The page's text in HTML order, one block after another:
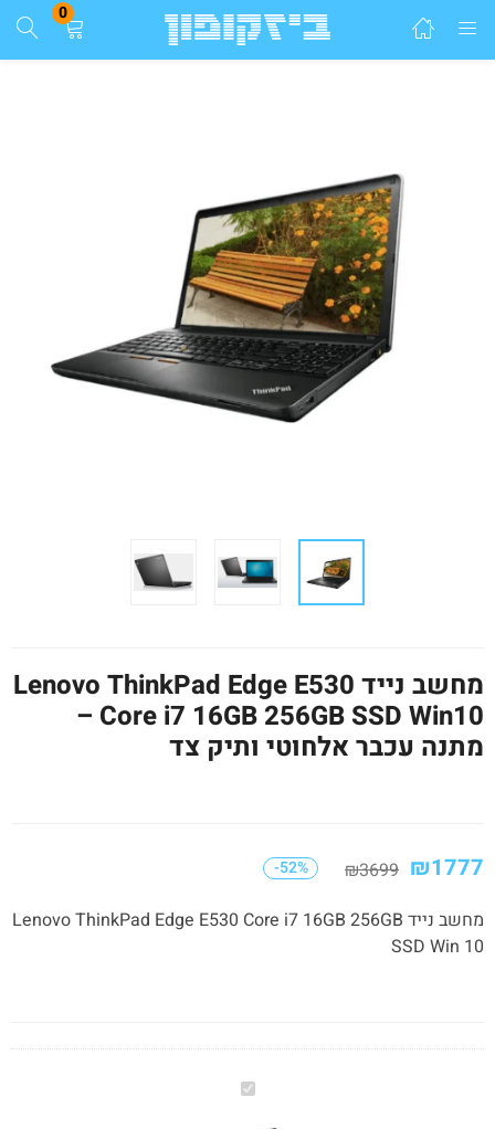
0
התחבר
זכור אותי
התחבר
שכחת סיסמא?
מחשב נייד Lenovo ThinkPad Edge E530
Core i7 16GB 256GB SSD Win10 –
מתנה עכבר אלחוטי ותיק צד
₪1777
₪3699
-52%
מחשב נייד Lenovo ThinkPad Edge E530 Core i7 16GB 256GB
SSD Win 10
מחשב